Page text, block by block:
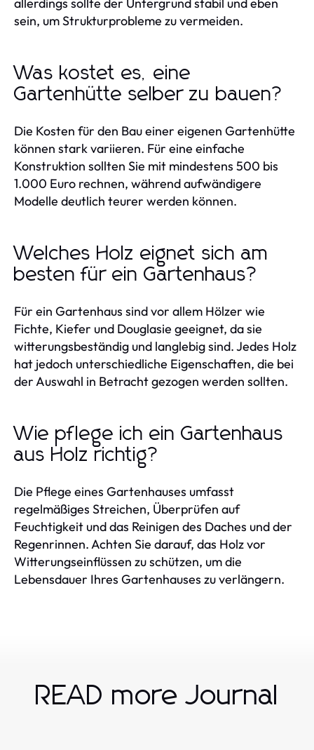
sein, um Strukturprobleme zu vermeiden.
Was kostet es, eine
Gartenhütte selber zu bauen?
Die Kosten für den Bau einer eigenen Gartenhütte
können stark variieren. Für eine einfache
Konstruktion sollten Sie mit mindestens 500 bis
1.000 Euro rechnen, während aufwändigere
Modelle deutlich teurer werden können.
Welches Holz eignet sich am
besten für ein Gartenhaus?
Für ein Gartenhaus sind vor allem Hölzer wie
Fichte, Kiefer und Douglasie geeignet, da sie
witterungsbeständig und langlebig sind. Jedes Holz
hat jedoch unterschiedliche Eigenschaften, die bei
der Auswahl in Betracht gezogen werden sollten.
Wie pflege ich ein Gartenhaus
aus Holz richtig?
Die Pflege eines Gartenhauses umfasst
regelmäßiges Streichen, Überprüfen auf
Feuchtigkeit und das Reinigen des Daches und der
Regenrinnen. Achten Sie darauf, das Holz vor
Witterungseinflüssen zu schützen, um die
Lebensdauer Ihres Gartenhauses zu verlängern.
READ more Journal